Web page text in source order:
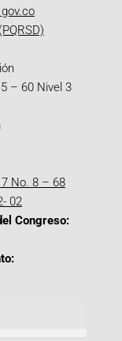
– 60 Nivel 3
No. 8 – 68
02
Congreso: